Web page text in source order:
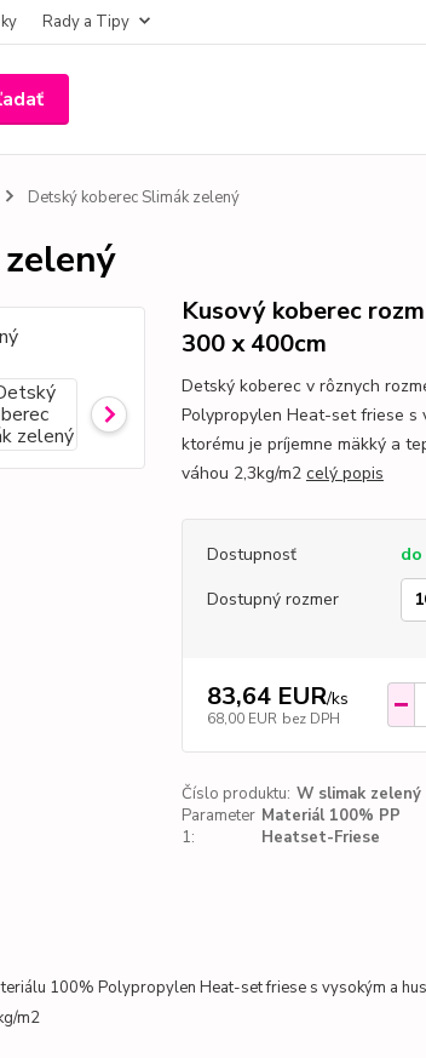
Rady a Tipy
Detský koberec Slimák zelený
Kusový koberec
300 x 400cm
Detský koberec v rôznych
Polypropylen Heat-set friese s
ktorému je príjemne mäkký a
váhou 2,3kg/m2 celý popis
Dostupnosť
do
Dostupný rozmer
83,64 EUR/ks
68,00 EUR bez DPH
Číslo produktu: W slimak zelený
Parameter
1:
Materiál 100% PP
Heatset-Friese
100% Polypropylen Heat-set friese s vysokým a
m2